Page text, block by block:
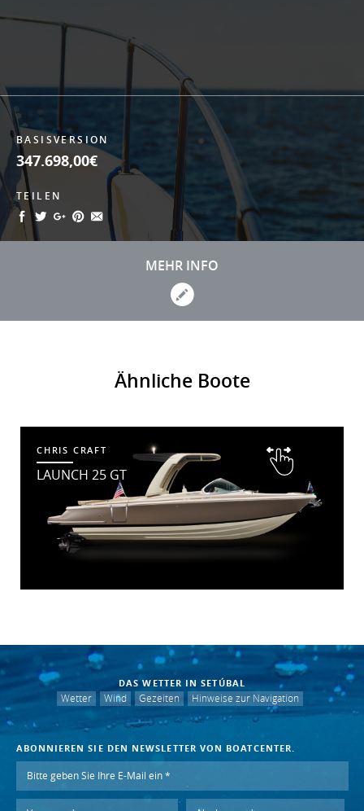
BASISVERSION
347.698,00€
TEILEN
MEHR INFO
Ähnliche Boote
CHRIS CRAFT
LAUNCH 25 GT
DAS WETTER IN SETÚBAL
Wetter
Wind Gezeiten Hinweise zur Navigation
ABONNIEREN SIE DEN NEWSLETTER VON BOATCENTER.